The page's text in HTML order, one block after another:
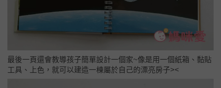
最後一頁還會教導孩子簡單設計一個家~像是用一個紙箱、黏貼
工具、上色，就可以建造一棟屬於自己的漂亮房子><